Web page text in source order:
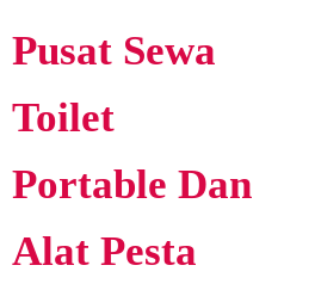
Pusat Sewa
Toilet
Portable Dan
Alat Pesta